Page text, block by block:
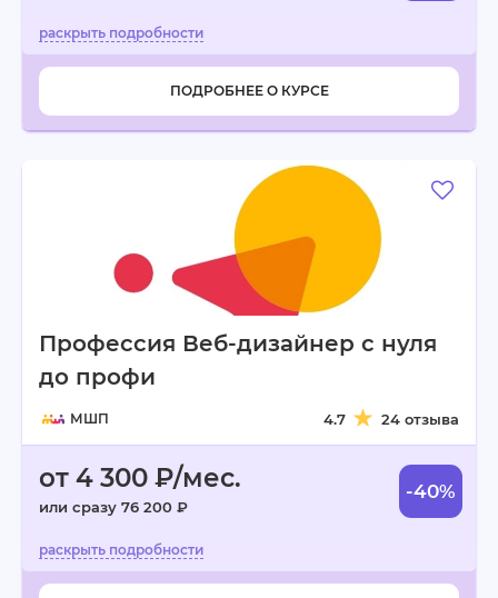
ПОДРОБНЕЕ О КУРСЕ
Профессия Веб-дизайнер с нуля
до профи
МШП 4.7 24 отзыва
от 4 300 ₽/мес.
или сразу 76 200 ₽
-40%